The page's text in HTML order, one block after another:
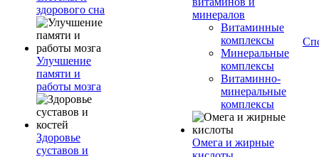
здорового сна
Улучшение
памяти и
работы мозга
Здоровье
суставов и
минералов
Витаминные
комплексы
Минеральные
комплексы
Витаминно-
минеральные
комплексы
Омега и жирные